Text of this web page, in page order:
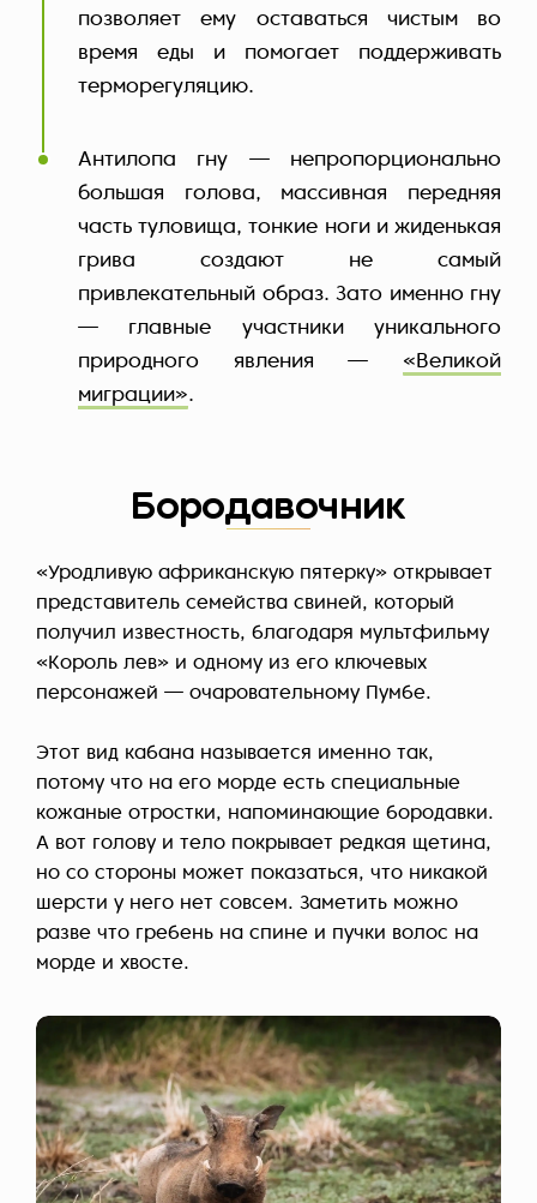
позволяет ему оставаться чистым во
время еды и помогает поддерживать
терморегуляцию.
Антилопа гну — непропорционально
большая голова, массивная передняя
часть туловища, тонкие ноги и жиденькая
грива создают не самый
привлекательный образ. Зато именно гну
— главные участники уникального
природного явления — «Великой
миграции».
Бородавочник
«Уродливую африканскую пятерку» открывает
представитель семейства свиней, который
получил известность, благодаря мультфильму
«Король лев» и одному из его ключевых
персонажей — очаровательному Пумбе.
Этот вид кабана называется именно так,
потому что на его морде есть специальные
кожаные отростки, напоминающие бородавки.
А вот голову и тело покрывает редкая щетина,
но со стороны может показаться, что никакой
шерсти у него нет совсем. Заметить можно
разве что гребень на спине и пучки волос на
морде и хвосте.